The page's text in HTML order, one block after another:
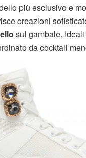
più esclusivo e
creazioni
sul gambale.
da cocktail